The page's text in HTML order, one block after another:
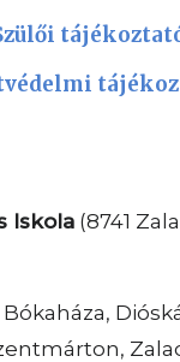
Iskola (8741